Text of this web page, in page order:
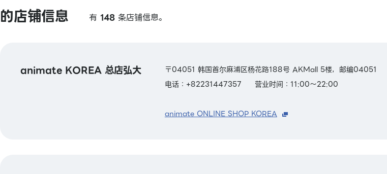
的店铺信息 有 148 条店铺信息。
animate KOREA 总店弘大
〒04051 韩国首尔麻浦区杨花路188号 AKMall 5楼，邮编04051
电话：+82231447357
营业时间：11:00～22:00
animate ONLINE SHOP KOREA